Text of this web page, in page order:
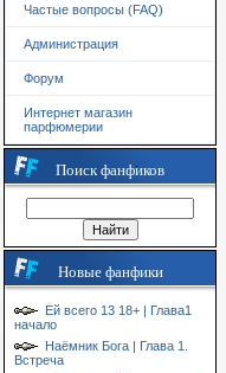
Частые вопросы (FAQ)
Администрация
Форум
Интернет магазин
парфюмерии
Поиск фанфиков
Новые фанфики
Ей всего 13 18+ | Глава1
начало
Наёмник Бога | Глава 1.
Встреча